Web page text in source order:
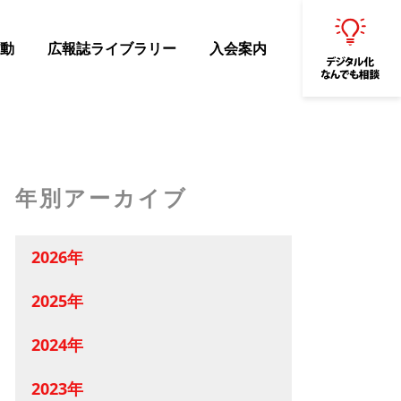
広報誌ライブラリー 入会案内
年別アーカイブ
2026年
2025年
2024年
2023年